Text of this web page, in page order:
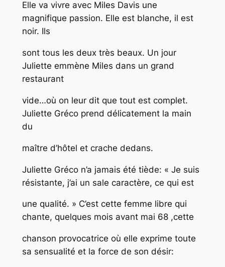
Elle va vivre avec Miles Davis une
magnifique passion. Elle est blanche, il est
noir. Ils
sont tous les deux très beaux. Un jour
Juliette emmène Miles dans un grand
restaurant
vide…où on leur dit que tout est complet.
Juliette Gréco prend délicatement la main
du
maître d’hôtel et crache dedans.
Juliette Gréco n’a jamais été tiède: « Je suis
résistante, j’ai un sale caractère, ce qui est
une qualité. » C’est cette femme libre qui
chante, quelques mois avant mai 68 ,cette
chanson provocatrice où elle exprime toute
sa sensualité et la force de son désir: